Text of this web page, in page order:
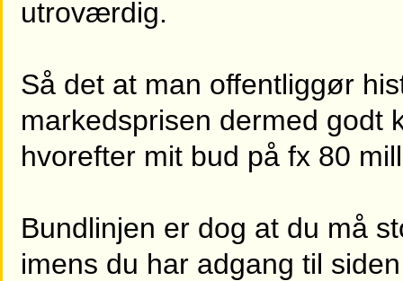
utroværdig.
Så det at man offentliggør
markedsprisen dermed godt
hvorefter mit bud på fx 80
Bundlinjen er dog at du må
imens du har adgang til